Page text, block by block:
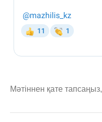
Мәтіннен қате тапсаңыз,